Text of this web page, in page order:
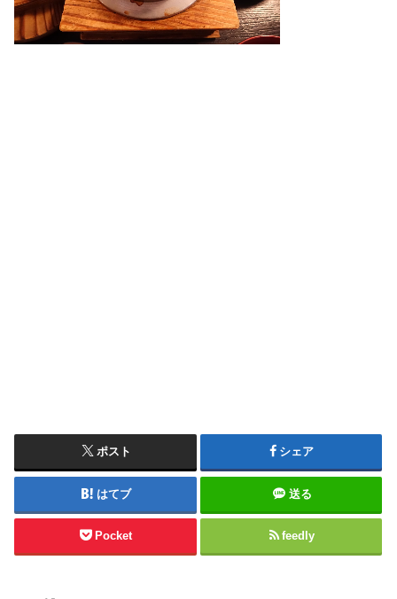
ポスト シェア
はてブ 送る
Pocket feedly